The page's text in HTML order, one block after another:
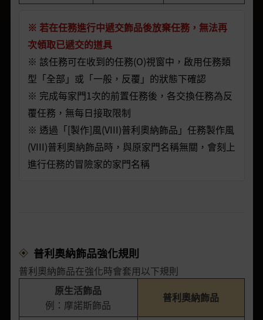
※ 若在任務進行中遞交飾品後放棄任務，無法再
次領取已遞交的道具
※ 該任務可在收到的任務(O)視窗中，啟用任務類
型「全部」或「一般，反覆」的狀態下確認
※ 完成每家門1次的前置任務後，各交換任務為反
覆任務，無每日接取限制
※ 透過「[製作]風(VIII)普利奧納飾品」任務製作風
(VIII)普利奧納飾品時，與原家門名稱無關，會刻上
進行任務的冒險家的家門名稱
普利奧納飾品強化規則
普利奧納飾品在強化時會套用以下規則
原生活飾品
例：摩諾斯飾品
普利奧納飾品